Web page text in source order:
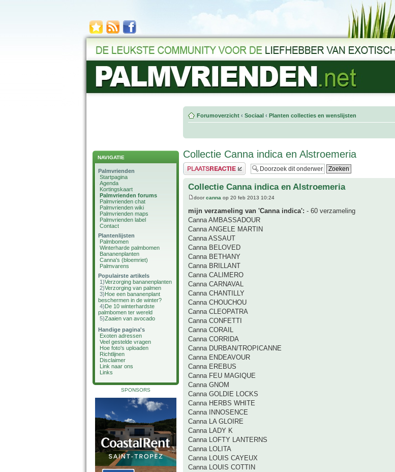
NAVIGATIE
Palmvrienden
Startpagina
Agenda
Kortingskaart
Palmvrienden forums
Palmvrienden chat
Palmvrienden wiki
Palmvrienden maps
Palmvrienden label
Contact
Plantenlijsten
Palmbomen
Winterharde palmbomen
Bananenplanten
Canna's (bloemriet)
Palmvarens
Populairste artikels
1)Verzorging bananenplanten
2)Verzorging van palmen
3)Hoe een bananenplant
beschermen in de winter?
4)De 10 winterhardste
palmbomen ter wereld
5)Zaaien van avocado
Handige pagina's
Exoten adressen
Veel gestelde vragen
Hoe foto's uploaden
Richtlijnen
Disclaimer
Link naar ons
Links
SPONSORS
Forumoverzicht ‹ Sociaal ‹ Planten collecties en wenslijsten
Collectie Canna indica en Alstroemeria
Plaats een reactie
Collectie Canna indica en Alstroemeria
doorcanna op 20 feb 2013 10:24
mijn verzameling van 'Canna indica': - 60 verzameling
Canna AMBASSADOUR
Canna ANGELE MARTIN
Canna ASSAUT
Canna BELOVED
Canna BETHANY
Canna BRILLANT
Canna CALIMERO
Canna CARNAVAL
Canna CHANTILLY
Canna CHOUCHOU
Canna CLEOPATRA
Canna CONFETTI
Canna CORAIL
Canna CORRIDA
Canna DURBAN/TROPICANNE
Canna ENDEAVOUR
Canna EREBUS
Canna FEU MAGIQUE
Canna GNOM
Canna GOLDIE LOCKS
Canna HERBS WHITE
Canna INNOSENCE
Canna LA GLOIRE
Canna LADY K
Canna LOFTY LANTERNS
Canna LOLITA
Canna LOUIS CAYEUX
Canna LOUIS COTTIN